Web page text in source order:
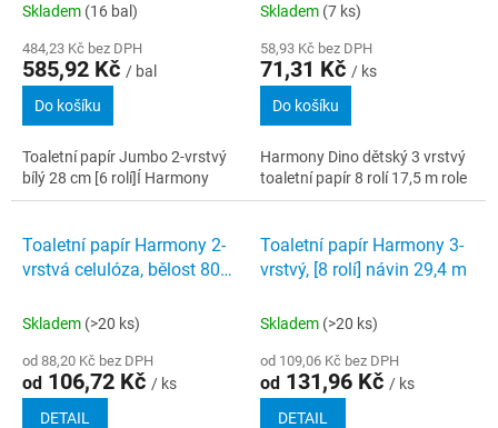
Skladem (16 bal)
484,23 Kč bez DPH
585,92 Kč / bal
Do košíku
Toaletní papír Jumbo 2-vrstvý
bílý 28 cm [6 rolí]Í Harmony
Skladem (7 ks)
58,93 Kč bez DPH
71,31 Kč / ks
Do košíku
Harmony Dino dětský 3 vrstvý
toaletní papír 8 rolí 17,5 m role
Toaletní papír Harmony 2-
vrstvá celulóza, bělost 80
Skladem (>20 ks)
od 88,20 Kč bez DPH
od 106,72 Kč / ks
DETAIL
Toaletní papír Harmony 3-
vrstvý, [8 rolí] návin 29,4 m
Skladem (>20 ks)
od 109,06 Kč bez DPH
od 131,96 Kč / ks
DETAIL